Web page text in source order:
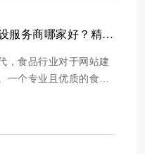
选择网站建设公司，我
，为大家推荐2026年十
2026食品网站建设服务商哪家好？精选十家垂直领域专业建站公司推荐
，食品行业对于网站建
一个专业且优质的食品
客户沟通。然而，面对